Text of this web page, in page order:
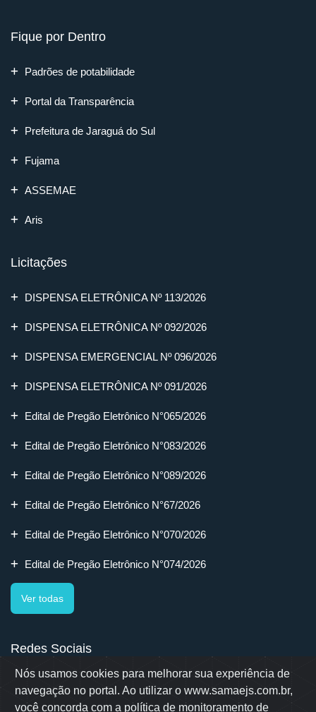
Nós usamos cookies para melhorar sua experiência de
navegação no portal. Ao utilizar o www.samaejs.com.br,
você concorda com a política de monitoramento de
Fique por Dentro
Padrões de potabilidade
Portal da Transparência
Prefeitura de Jaraguá do Sul
Fujama
ASSEMAE
Aris
Licitações
DISPENSA ELETRÔNICA Nº 113/2026
DISPENSA ELETRÔNICA Nº 092/2026
DISPENSA EMERGENCIAL Nº 096/2026
DISPENSA ELETRÔNICA Nº 091/2026
Edital de Pregão Eletrônico N°065/2026
Edital de Pregão Eletrônico N°083/2026
Edital de Pregão Eletrônico N°089/2026
Edital de Pregão Eletrônico N°67/2026
Edital de Pregão Eletrônico N°070/2026
Edital de Pregão Eletrônico N°074/2026
Ver todas
Redes Sociais